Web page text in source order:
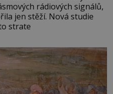
rádiových signálů,
jen stěží. Nová studie
strate